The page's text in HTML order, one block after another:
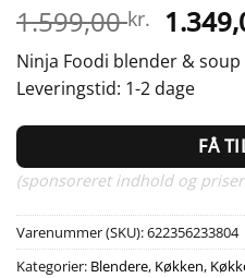
1.599,00kr. Den
pris
var:
Ninja Foodi blender & soup
Leveringstid: 1-2 dage
FÅ
(sponsoreret indhold og
Varenummer (SKU):622356233804
Kategorier: Blendere, Køkken,